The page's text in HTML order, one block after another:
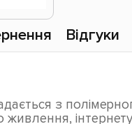
Відгуки
з
інтернету,